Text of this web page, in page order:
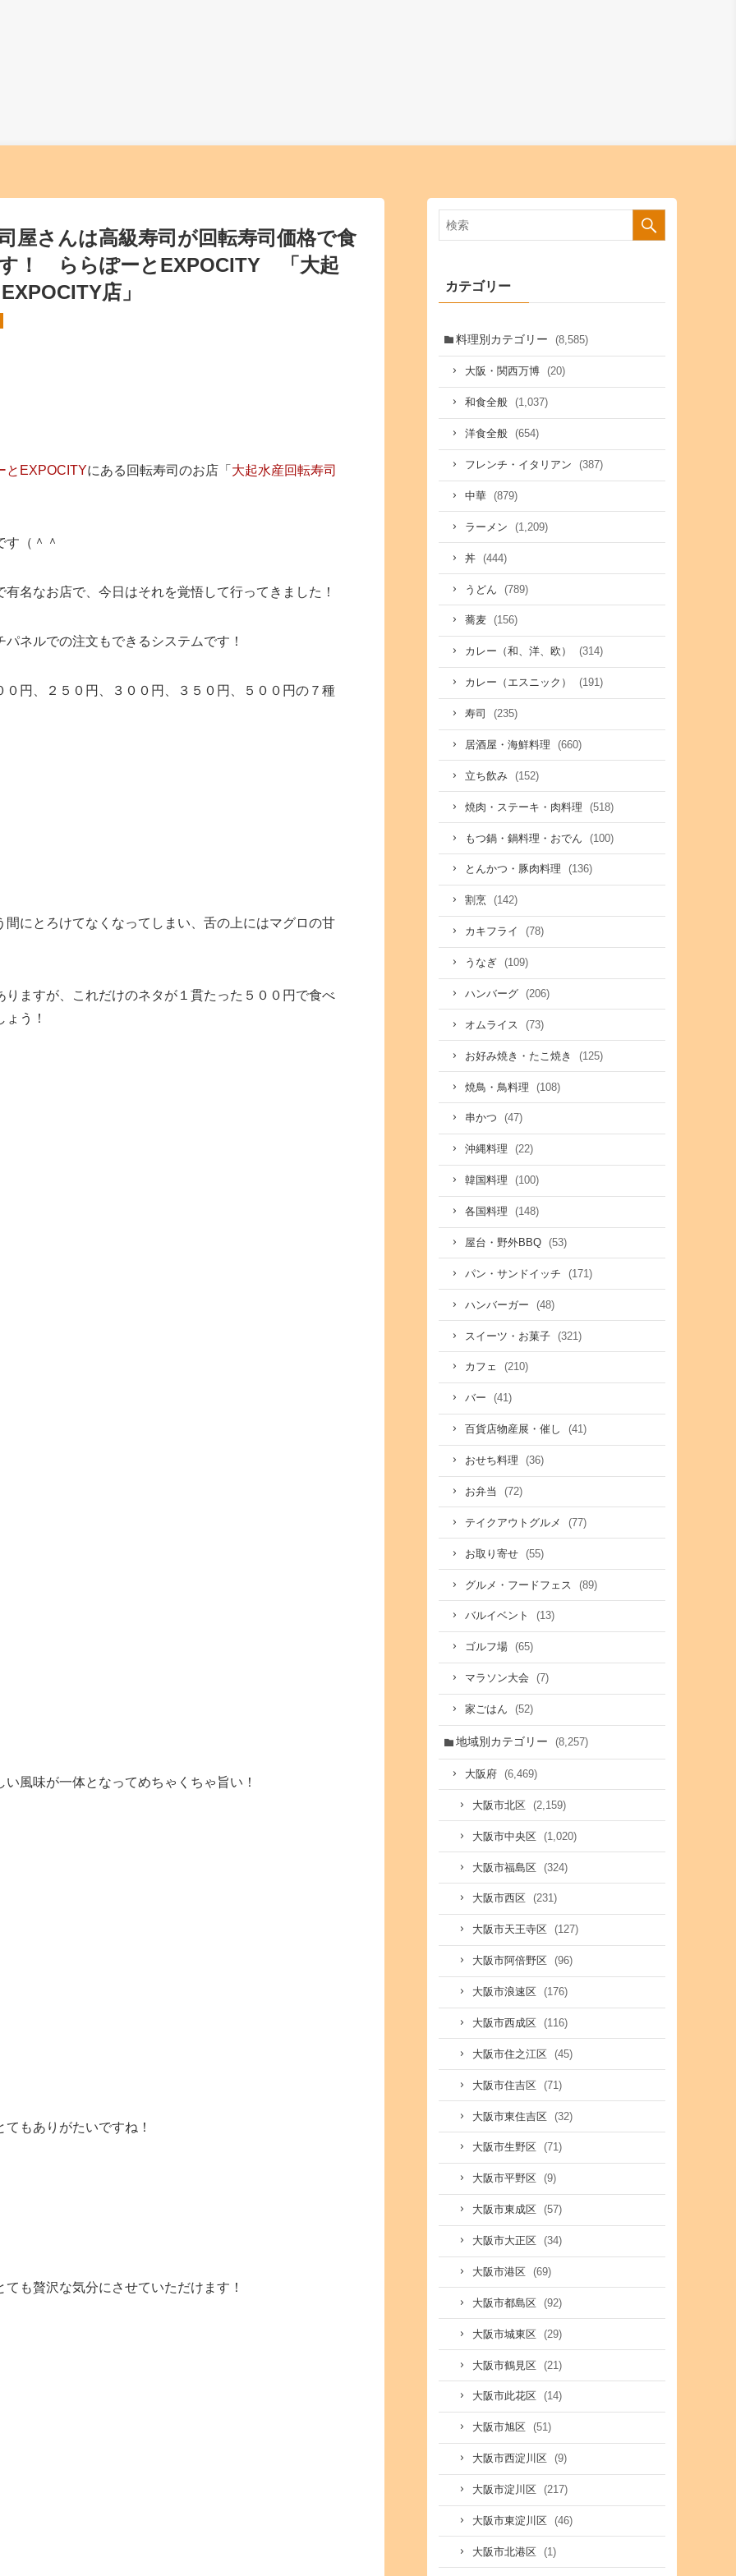
屋さんは高級寿司が回転寿司価格で食
！ ららぽーとEXPOCITY 「大起
店」
とEXPOCITYにある回転寿司のお店「 大起水産回転寿司
（＾＾
名なお店で、今日はそれを覚悟して行ってきました！
ネルでの注文もできるシステムです！
円、２５０円、３００円、３５０円、５００円の７種
にとろけてなくなってしまい、舌の上にはマグロの甘
ますが、これだけのネタが１貫たった５００円で食べ
う！
風味が一体となってめちゃくちゃ旨い！
もありがたいですね！
も贅沢な気分にさせていただけます！
カテゴリー
料理別カテゴリー (8,585)
大阪・関西万博 (20)
和食全般 (1,037)
洋食全般 (654)
フレンチ・イタリアン (387)
中華 (879)
ラーメン (1,209)
丼 (444)
うどん (789)
蕎麦 (156)
カレー（和、洋、欧） (314)
カレー（エスニック） (191)
寿司 (235)
居酒屋・海鮮料理 (660)
立ち飲み (152)
焼肉・ステーキ・肉料理 (518)
もつ鍋・鍋料理・おでん (100)
とんかつ・豚肉料理 (136)
割烹 (142)
カキフライ (78)
うなぎ (109)
ハンバーグ (206)
オムライス (73)
お好み焼き・たこ焼き (125)
焼鳥・鳥料理 (108)
串かつ (47)
沖縄料理 (22)
韓国料理 (100)
各国料理 (148)
屋台・野外BBQ (53)
パン・サンドイッチ (171)
ハンバーガー (48)
スイーツ・お菓子 (321)
カフェ (210)
バー (41)
百貨店物産展・催し (41)
おせち料理 (36)
お弁当 (72)
テイクアウトグルメ (77)
お取り寄せ (55)
グルメ・フードフェス (89)
バルイベント (13)
ゴルフ場 (65)
マラソン大会 (7)
家ごはん (52)
地域別カテゴリー (8,257)
大阪府 (6,469)
大阪市北区 (2,159)
大阪市中央区 (1,020)
大阪市福島区 (324)
大阪市西区 (231)
大阪市天王寺区 (127)
大阪市阿倍野区 (96)
大阪市浪速区 (176)
大阪市西成区 (116)
大阪市住之江区 (45)
大阪市住吉区 (71)
大阪市東住吉区 (32)
大阪市生野区 (71)
大阪市平野区 (9)
大阪市東成区 (57)
大阪市大正区 (34)
大阪市港区 (69)
大阪市都島区 (92)
大阪市城東区 (29)
大阪市鶴見区 (21)
大阪市此花区 (14)
大阪市旭区 (51)
大阪市西淀川区 (9)
大阪市淀川区 (217)
大阪市東淀川区 (46)
大阪市北港区 (1)